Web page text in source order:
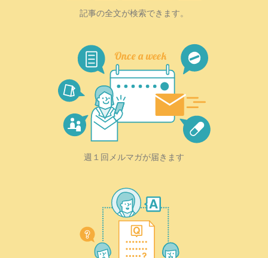
記事の全文が検索できます。
週１回メルマガが届きます